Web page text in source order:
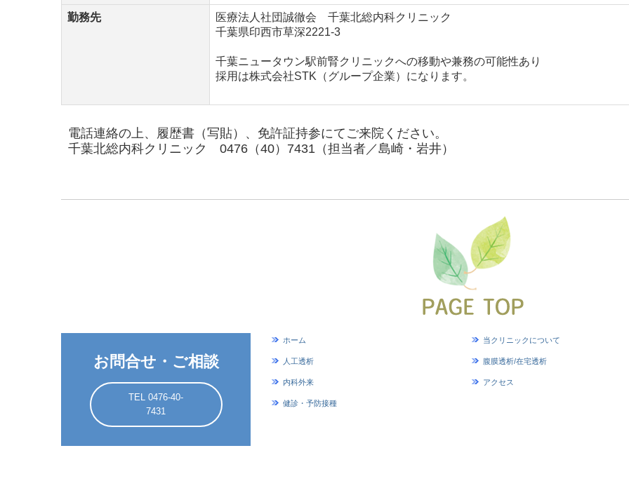
勤務先
医療法人社団誠徹会 千葉北総内科クリニック
千葉県印西市草深2221-3
千葉ニュータウン駅前腎クリニックへの移動や兼務の可能性あり
採用は株式会社STK（グループ企業）になります。
電話連絡の上、履歴書（写貼）、免許証持参にてご来院ください。
千葉北総内科クリニック 0476（40）7431 （担当者／島崎・岩井）
お問合せ・ご相談
TEL 0476-40-
7431
ホーム 当クリニックについて
人工透析 腹膜透析/在宅透析
内科外来 アクセス
健診・予防接種